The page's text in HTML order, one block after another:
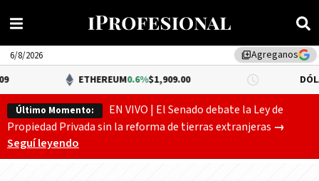
library_addAgreganos
6/8/2026
ETHEREUM0.6%$1,909.00 DÓLAR BNA
Último Momento:
EN VIVO | El Senado debate la Ley de
Propiedad Privada sin la reforma de tierras extranjeras →
Seguí leyendo